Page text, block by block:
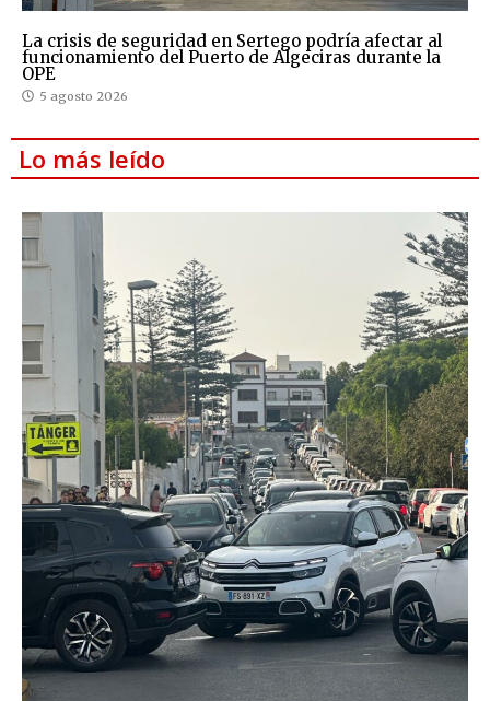
La crisis de seguridad en Sertego podría afectar al
funcionamiento del Puerto de Algeciras durante la
OPE
5 agosto 2026
Lo más leído